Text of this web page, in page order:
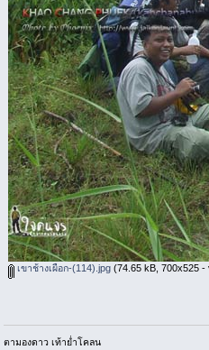
เขาช้างเผือก-(114).jpg(74.65 kB, 700x525 -
ตามองดาว เท้าย่ำโคลน